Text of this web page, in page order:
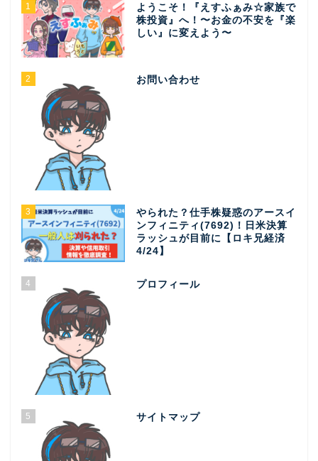
1
ようこそ！『えすふぁみ☆家族で
株投資』へ！〜お金の不安を『楽
しい』に変えよう〜
2 お問い合わせ
3
やられた？仕手株疑惑のアースイ
ンフィニティ(7692)！日米決算
ラッシュが目前に【ロキ兄経済
4/24】
4 プロフィール
5 サイトマップ